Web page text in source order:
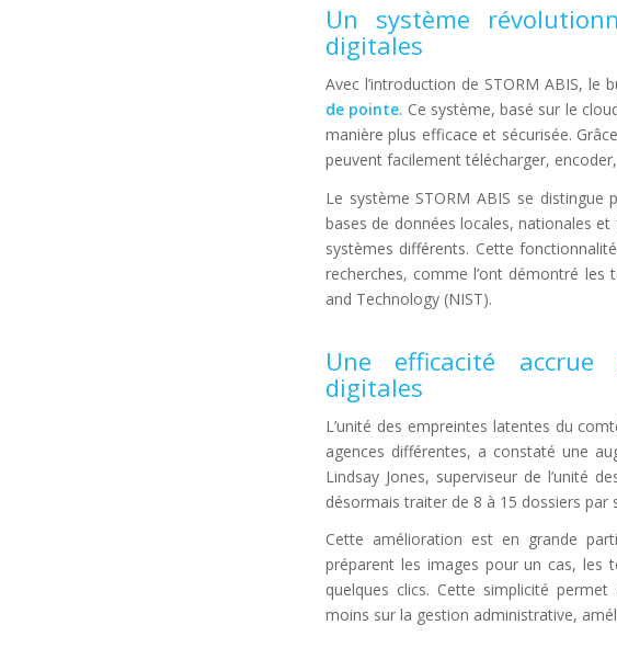
Un système
digitales
Avec l’introduction de STORM ABIS, le
de pointe. Ce système, basé sur le
manière plus efficace et sécurisée.
peuvent facilement télécharger,
Le système STORM ABIS se
bases de données locales, nationales
systèmes différents. Cette
recherches, comme l’ont démontré
and Technology (NIST).
Une efficacité accrue
digitales
L’unité des empreintes latentes du
agences différentes, a constaté une
Lindsay Jones, superviseur de l’unité
désormais traiter de 8 à 15 dossiers
Cette amélioration est en grande
préparent les images pour un cas, les
quelques clics. Cette simplicité
moins sur la gestion administrative,